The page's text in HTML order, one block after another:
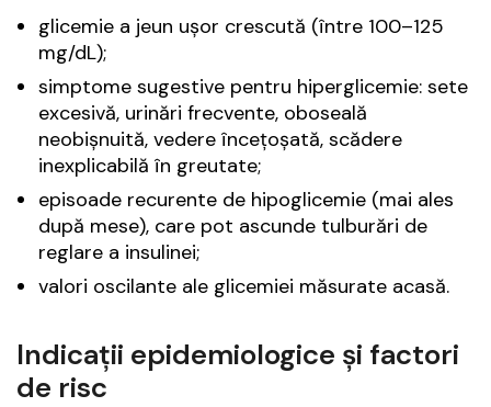
glicemie a jeun ușor crescută (între 100–125
mg/dL);
simptome sugestive pentru hiperglicemie: sete
excesivă, urinări frecvente, oboseală
neobișnuită, vedere încețoșată, scădere
inexplicabilă în greutate;
episoade recurente de hipoglicemie (mai ales
după mese), care pot ascunde tulburări de
reglare a insulinei;
valori oscilante ale glicemiei măsurate acasă.
Indicații epidemiologice și factori
de risc